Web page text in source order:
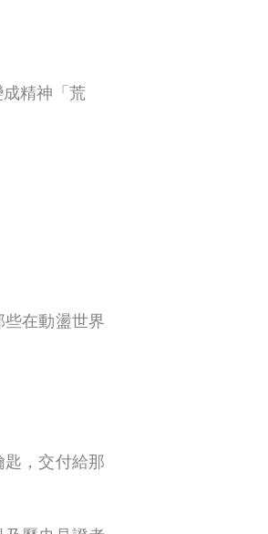
精神「荒
在動盪世界
，交付給那